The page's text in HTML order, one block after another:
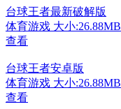
台球王者最新破解版
体育游戏 大小:26.88MB
查看
台球王者安卓版
体育游戏 大小:26.88MB
查看